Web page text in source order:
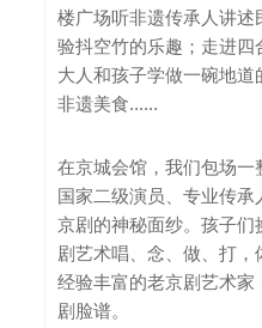
楼广场听非遗传承人讲
验抖空竹的乐趣；走进四
大人和孩子学做一碗地
非遗美食......
在京城会馆，我们包场一
国家二级演员、专业传
京剧的神秘面纱。孩子
剧艺术唱、念、做、打，
经验丰富的老京剧艺术
剧脸谱。